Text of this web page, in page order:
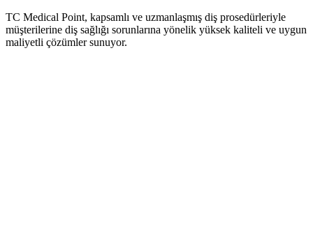
TC Medical Point, kapsamlı ve uzmanlaşmış diş prosedürleriyle
müşterilerine diş sağlığı sorunlarına yönelik yüksek kaliteli ve uygun
maliyetli çözümler sunuyor.